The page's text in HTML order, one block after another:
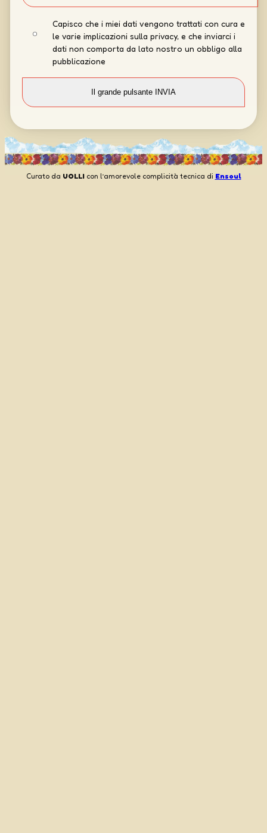
Capisco che i miei dati vengono trattati con cura e
le varie implicazioni sulla privacy, e che inviarci i
dati non comporta da lato nostro un obbligo alla
pubblicazione
Curato da UOLLIcon l’amorevole complicità tecnica di Ensoul